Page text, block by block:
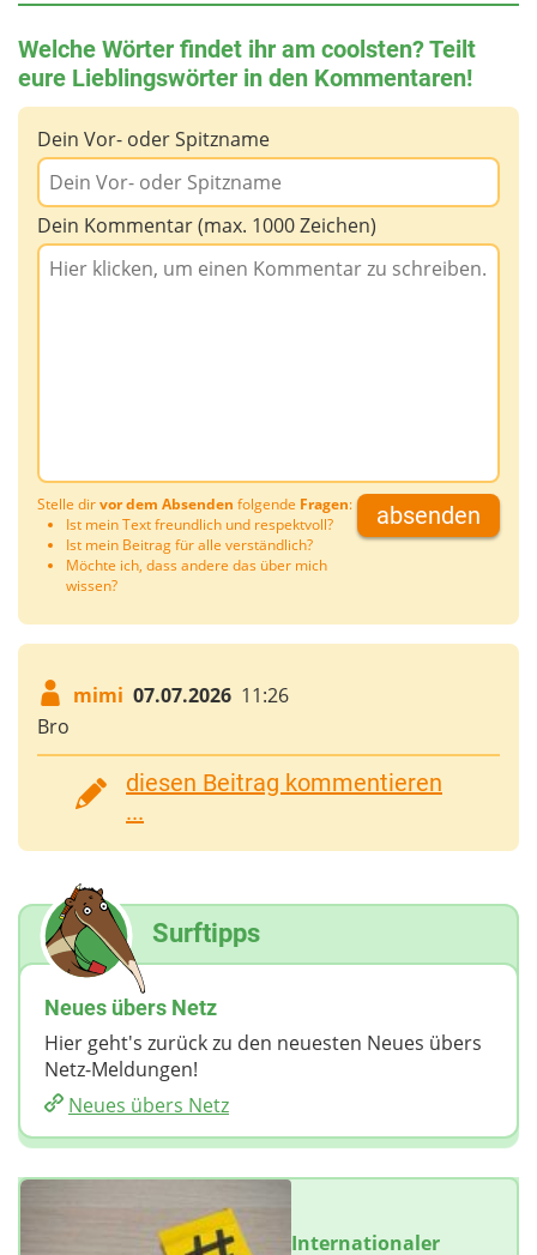
Welche Wörter findet ihr am coolsten? Teilt
eure Lieblingswörter in den Kommentaren!
Dein Vor- oder Spitzname
Dein Kommentar (max. 1000 Zeichen)
Stelle dirvor dem Absenden folgende Fragen:
Ist mein Text freundlich und respektvoll?
Ist mein Beitrag für alle verständlich?
Möchte ich, dass andere das über mich
wissen?
absenden
mimi 07.07.2026 11:26
Bro
diesen Beitrag kommentieren
...
Surftipps
Neues übers Netz
Hier geht's zurück zu den neuesten Neues übers
Netz-Meldungen!
Neues übers Netz
Internationaler